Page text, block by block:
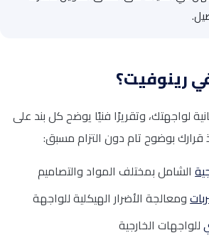
رينوفيت؟
لواجهتك، وتقريرًا فنيًا يوضح كل بند على
بوضوح تام دون التزام مسبق:
الشامل بمختلف المواد والتصاميم
ومعالجة الأضرار الهيكلية للواجهة
للواجهات الخارجية